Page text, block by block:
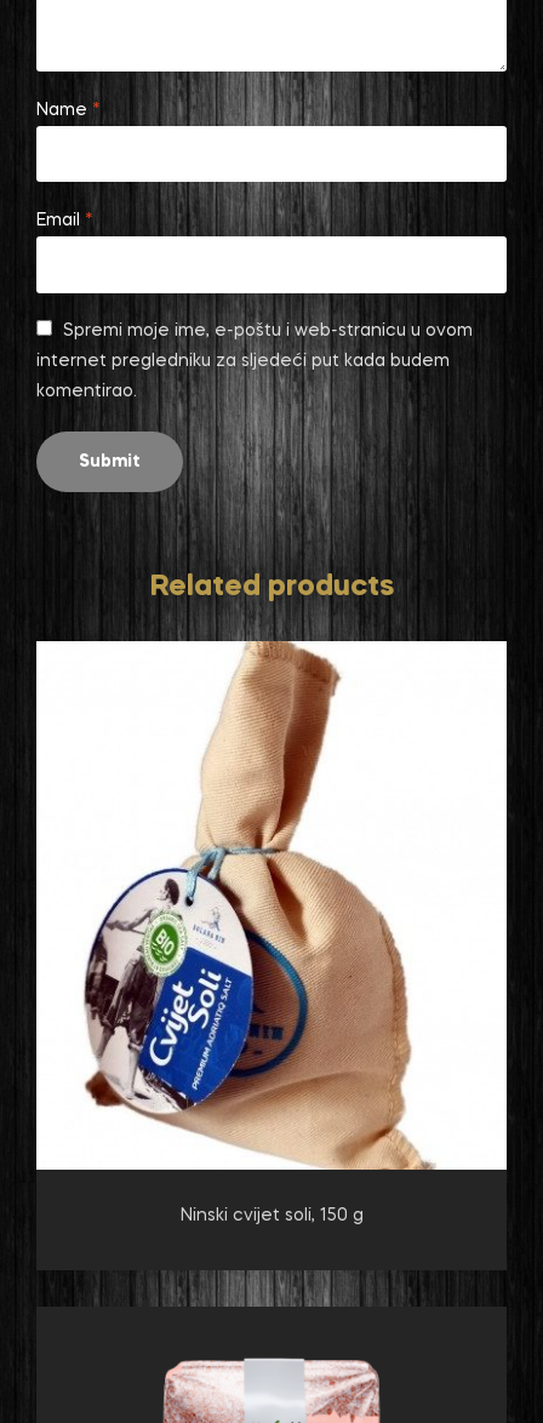
Name *
Email *
Spremi moje ime, e-poštu i web-stranicu u ovom
internet pregledniku za sljedeći put kada budem
komentirao.
Related products
Ninski cvijet soli, 150 g